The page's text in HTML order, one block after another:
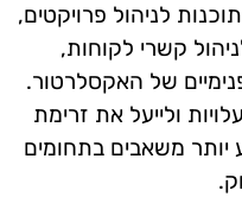
לניהול פרויקטים,
קשרי לקוחות,
של האקסלרטור.
ולייעל את זרימת
משאבים בתחומים